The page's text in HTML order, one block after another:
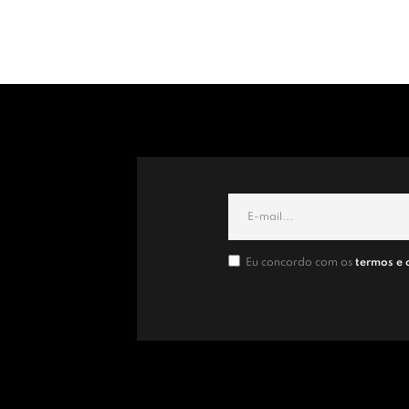
Eu concordo com os termos e